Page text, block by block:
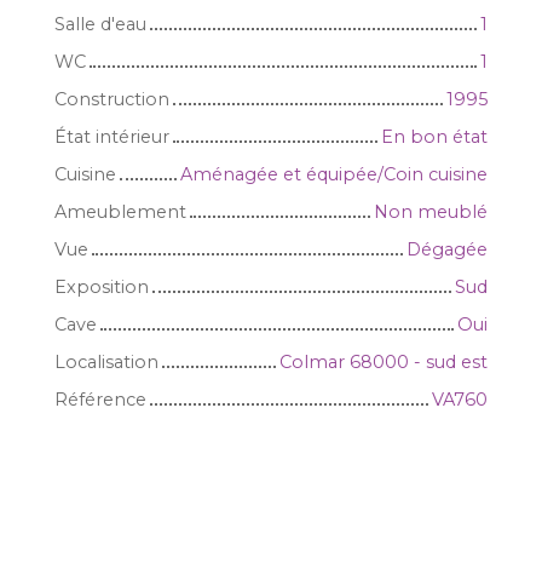
Salle d'eau
1
WC
1
Construction
1995
État intérieur
En bon état
Cuisine
Aménagée et équipée/Coin cuisine
Ameublement
Non meublé
Vue
Dégagée
Exposition
Sud
Cave
Oui
Localisation
Colmar 68000 - sud est
Référence
VA760